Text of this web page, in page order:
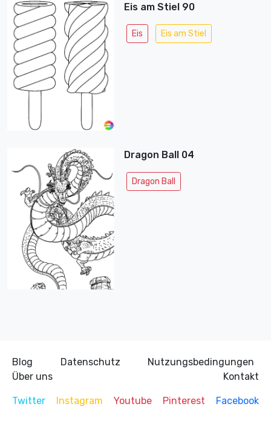
Eis am Stiel 90
Eis Eis am Stiel
Dragon Ball 04
Dragon Ball
Blog Datenschutz
Nutzungsbedingungen
Über uns
Kontakt
Twitter Instagram Youtube Pinterest Facebook